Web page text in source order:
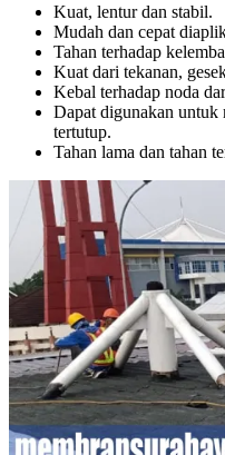
Kuat, lentur dan stabil.
Mudah dan cepat
Tahan terhadap
Kuat dari tekanan,
Kebal terhadap noda
Dapat digunakan untuk
tertutup.
Tahan lama dan tahan